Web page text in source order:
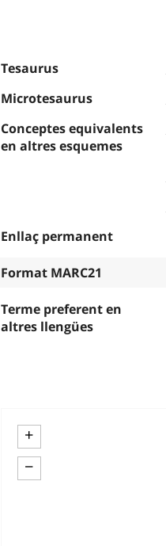
Tesaurus
Microtesaurus
Conceptes equivalents
en altres esquemes
Enllaç permanent
Format MARC21
Terme preferent en
altres llengües
+
−